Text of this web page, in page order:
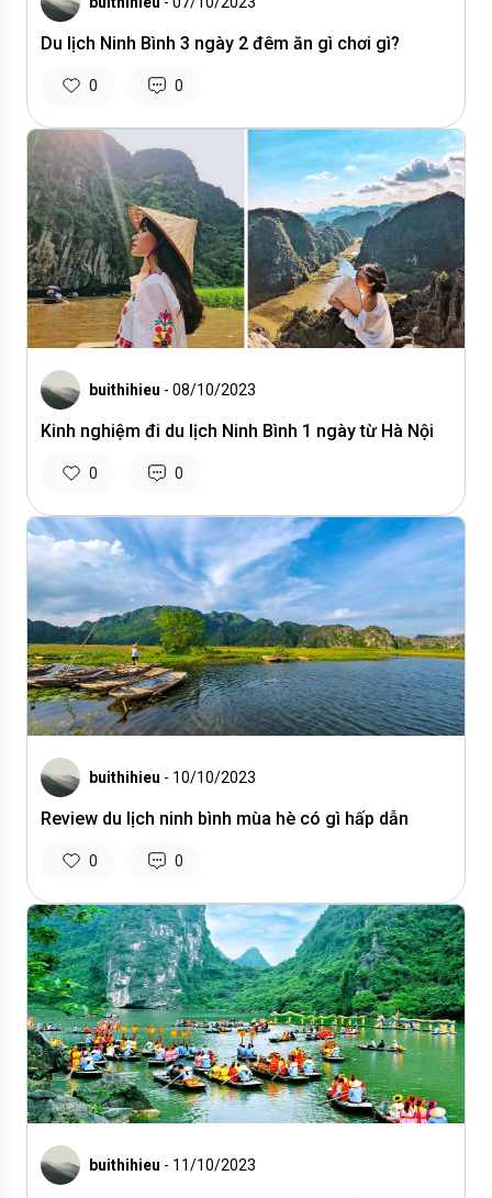
Du lịch Ninh Bình 3 ngày 2 đêm ăn gì chơi gì?
0 0
buithihieu - 08/10/2023
Kinh nghiệm đi du lịch Ninh Bình 1 ngày từ Hà Nội
0 0
buithihieu - 10/10/2023
Review du lịch ninh bình mùa hè có gì hấp dẫn
0 0
buithihieu - 11/10/2023